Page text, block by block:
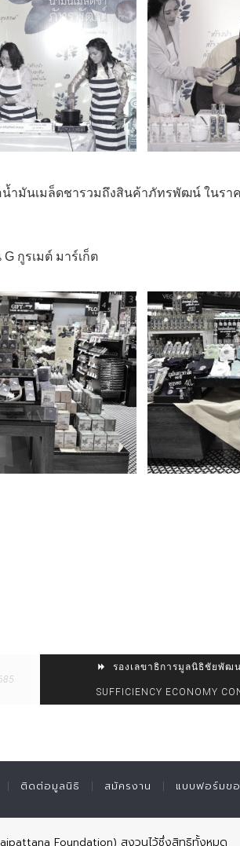
ำมันเมล็ดชารวมถึงสินค้าภัทรพัฒน์ ในรา
กูรเมต์ มาร์เก็ต
รองเลขาธิการมูลนิธิชัยพัฒ
SUFFICIENCY ECONOMY
ติดต่อมูลนิธิ สมัครงาน แบบฟอร์มข
Foundation) สงวนไว้ซึ่งสิทธิทั้งหมด